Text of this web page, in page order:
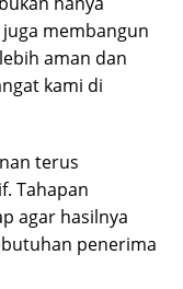
membangun
aman dan
kami di
terus
Tahapan
agar hasilnya
penerima